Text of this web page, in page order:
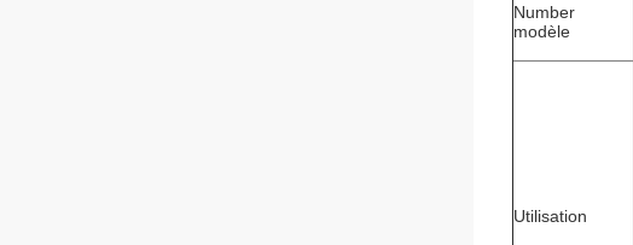
Number
modèle
Utilisation